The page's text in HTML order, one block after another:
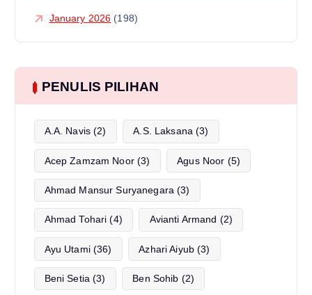
January 2026 (198)
PENULIS PILIHAN
A.A. Navis (2) A.S. Laksana(3)
Acep Zamzam Noor(3) Agus Noor (5)
Ahmad Mansur Suryanegara (3)
Ahmad Tohari (4) Avianti Armand (2)
Ayu Utami(36) Azhari Aiyub(3)
Beni Setia (3) Ben Sohib (2)